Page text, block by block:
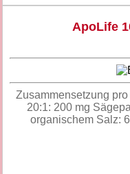
ApoLife
Zusammensetzung
20:1: 200 mg
organischem Salz: